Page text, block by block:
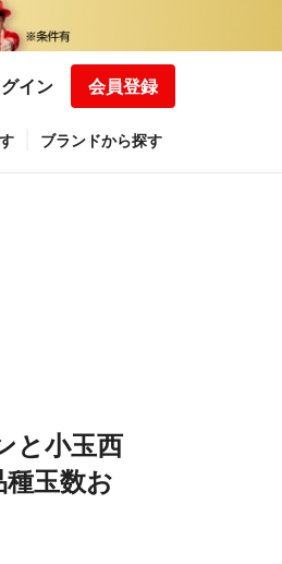
イン 会員登録
ブランドから探す
と小玉西
玉数お